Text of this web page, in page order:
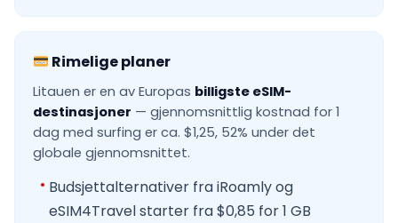
Rimelige planer
Litauen er en av Europas billigste eSIM-
destinasjoner — gjennomsnittlig kostnad for 1
dag med surfing er ca. $1,25, 52% under det
globale gjennomsnittet.
Budsjettalternativer fra iRoamly og
eSIM4Travel starter fra $0,85 for 1 GB